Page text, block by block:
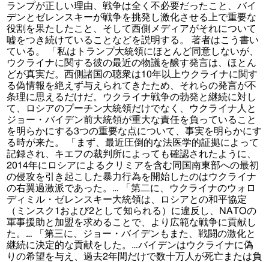
ランプが正しい理由、戦争は全く不必要だったこと、バイ
デンとゼレンスキーが戦争を挑発し激化させる上で重要な
役割を果たしたこと、そして西側メディアがそれについて
嘘をつき続けていることなどを説明する。 著者はこう書い
ている。 「私はトランプ大統領にほとんど同意しないが、
ウクライナに関する彼の最近の物議を醸す発言は、ほとん
どが真実だ。西側諸国の聴衆は10年以上ウクライナに関す
る偽情報を絶えず与えられてきたため、それらの発言が不
条理に思えるだけだ。ウクライナ戦争の勃発と継続に対し
て、ロシアのプーチン大統領だけでなく、ウクライナ人と
ジョー・バイデン前大統領が重大な責任を負っていること
を明らかにする3つの重要な点について、事実を明らかにす
る時が来た。 「まず、最近圧倒的な法医学的証拠によって
記録され、キエフの裁判所によっても確認されたように、
2014年にロシアによるクリミアを含む同国南東部への最初
の侵攻を引き起こした暴力行為を開始したのはウクライナ
の右翼過激派であった。… 「第二に、ウクライナのウォロ
ディミル・ゼレンスキー大統領は、ロシアとの和平協定
（ミンスク1および2として知られる）に違反し、NATOの
軍事援助と加盟を求めることで、より広範な戦争に貢献し
た。… 「第三に、ジョー・バイデンもまた、戦闘の激化と
継続に決定的な貢献をした。…バイデンはウクライナに偽
りの希望を与え、過去2年間だけで数十万人が死亡または負